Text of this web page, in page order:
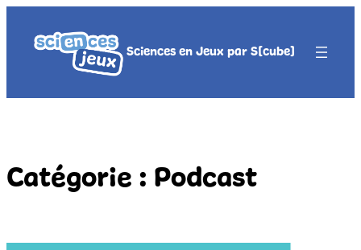
Sciences en Jeux par S[cube]
Catégorie : Podcast